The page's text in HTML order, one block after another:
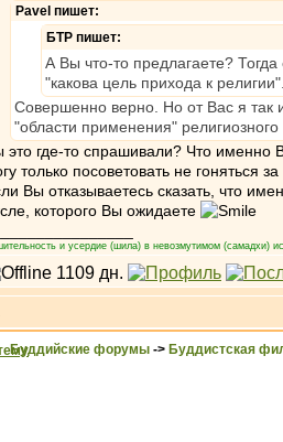
Pavel пишет:
БТР пишет:
А Вы что-то предлагаете?
"какова цель прихода к
Совершенно верно. Но от Вас я так
"области применения" религиозного
это где-то спрашивали? Что именно
только посоветовать не гоняться
Вы отказываетесь сказать, что
которого Вы ожидаете
и усердие (шила) в невозмутимом (самадхи)
Буддийские форумы -> Буддистская